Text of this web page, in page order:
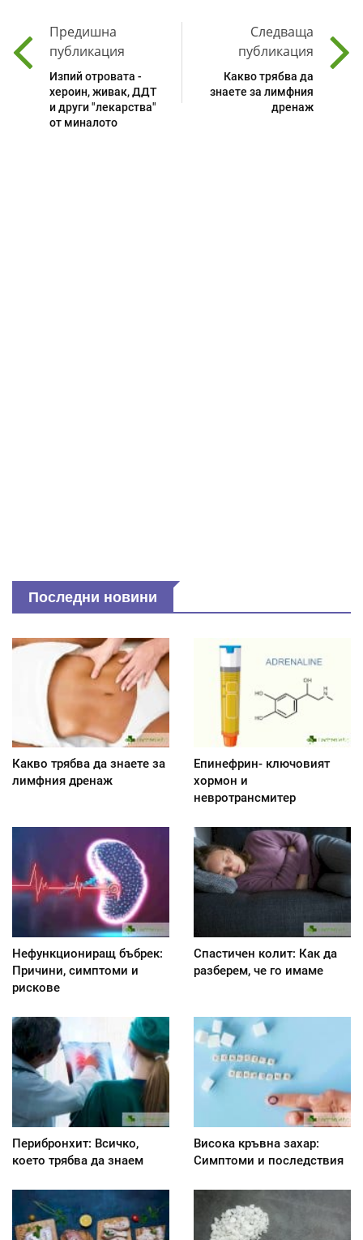
Предишна
публикация
Изпий отровата -
хероин, живак, ДДТ
и други "лекарства"
от миналото
Следваща
публикация
Какво трябва да
знаете за лимфния
дренаж
Последни новини
Какво трябва да знаете за
лимфния дренаж
Епинефрин- ключовият
хормон и
невротрансмитер
Нефункциониращ бъбрек:
Причини, симптоми и
рискове
Спастичен колит: Как да
разберем, че го имаме
Перибронхит: Всичко,
което трябва да знаем
Висока кръвна захар:
Симптоми и последствия